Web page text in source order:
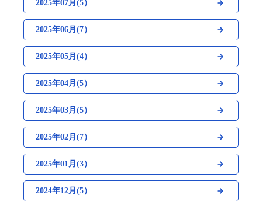
2025年07月(5）
2025年06月(7）
2025年05月(4）
2025年04月(5）
2025年03月(5）
2025年02月(7）
2025年01月(3）
2024年12月(5）